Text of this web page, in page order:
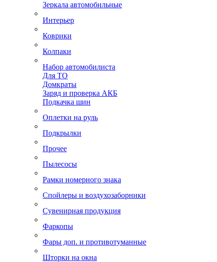
Зеркала автомобильные
Интерьер
Коврики
Колпаки
Набор автомобилиста
Для ТО
Домкраты
Заряд и проверка АКБ
Подкачка шин
Оплетки на руль
Подкрылки
Прочее
Пылесосы
Рамки номерного знака
Спойлеры и воздухозаборники
Сувенирная продукция
Фаркопы
Фары доп. и противотуманные
Шторки на окна